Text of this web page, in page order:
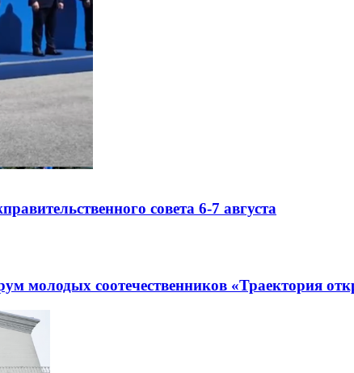
совета 6-7 августа
молодых соотечественников «Траектория